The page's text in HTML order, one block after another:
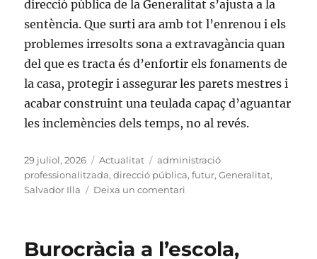
direcció pública de la Generalitat s’ajusta a la
sentència. Que surti ara amb tot l’enrenou i els
problemes irresolts sona a extravagància quan
del que es tracta és d’enfortir els fonaments de
la casa, protegir i assegurar les parets mestres i
acabar construint una teulada capaç d’aguantar
les inclemències dels temps, no al revés.
Publicat
el
29 juliol, 2026 Categories
Actualitat Etiquetes
administració
professionalitzada,direcció pública,futur,Generalitat,
Salvador Illa
Deixa un comentari
Burocràcia a l’escola,